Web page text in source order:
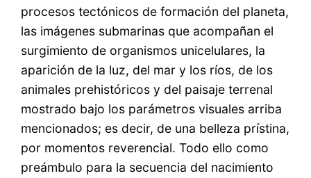
procesos tectónicos de formación del planeta,
las imágenes submarinas que acompañan el
surgimiento de organismos unicelulares, la
aparición de la luz, del mar y los ríos, de los
animales prehistóricos y del paisaje terrenal
mostrado bajo los parámetros visuales arriba
mencionados; es decir, de una belleza prístina,
por momentos reverencial. Todo ello como
preámbulo para la secuencia del nacimiento